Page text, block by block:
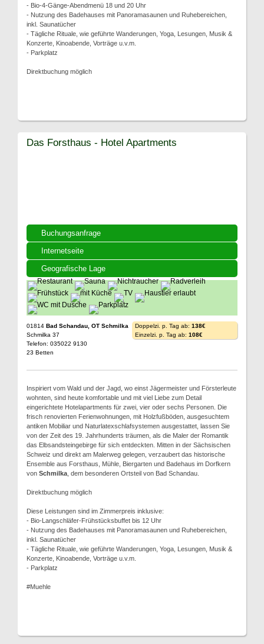
- Bio-4-Gänge-Abendmenü 18 und 20 Uhr
- Nutzung des Badehauses mit Panoramasaunen und Ruhebereichen,
inkl. Saunatücher
- Tägliche Rituale, wie geführte Wanderungen, Yoga, Lesungen, Musik &
Konzerte, Kinoabende, Vorträge u.v.m.
- Parkplatz
Direktbuchung möglich
Buchungsanfrage
Internetseite
Geografische Lage
Das Forsthaus - Hotel Apartments
01814 Bad Schandau, OT Schmilka
Schmilka 37
Telefon: 035022 9130
23 Betten
Doppelzi. p. Tag ab: 138€
Einzelzi. p. Tag ab: 108€
Inspiriert vom Wald und der Jagd, wo einst Jägermeister und Försterleute
wohnten, sind heute komfortable und mit viel Liebe zum Detail
eingerichtete Hotelapartments für zwei, vier oder sechs Personen. Die
frisch renovierten Ferienwohnungen, mit Holzfußböden, ausgesuchtem
antiken Mobiliar und Naturlatexschlafsystemen ausgestattet, lassen Sie
von der Zeit des 19. Jahrhunderts träumen, als die Maler der Romantik
das Elbsandsteingebirge für sich entdeckten. Mitten in der Sächsischen
Schweiz und direkt am Malerweg gelegen, verzaubert das historische
Ensemble aus Forsthaus, Mühle, Biergarten und Badehaus im Dorfkern
von Schmilka , dem besonderen Ortsteil von Bad Schandau.
Direktbuchung möglich
Diese Leistungen sind im Zimmerpreis inklusive:
- Bio-Langschläfer-Frühstücksbuffet bis 12 Uhr
- Nutzung des Badehauses mit Panoramasaunen und Ruhebereichen,
inkl. Saunatücher
- Tägliche Rituale, wie geführte Wanderungen, Yoga, Lesungen, Musik &
Konzerte, Kinoabende, Vorträge u.v.m.
- Parkplatz
#Muehle